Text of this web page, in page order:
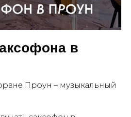
в
Проун – музыкальный